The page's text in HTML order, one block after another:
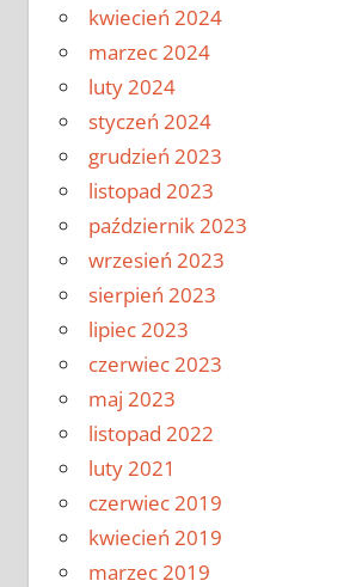
kwiecień 2024
marzec 2024
luty 2024
styczeń 2024
grudzień 2023
listopad 2023
październik 2023
wrzesień 2023
sierpień 2023
lipiec 2023
czerwiec 2023
maj 2023
listopad 2022
luty 2021
czerwiec 2019
kwiecień 2019
marzec 2019